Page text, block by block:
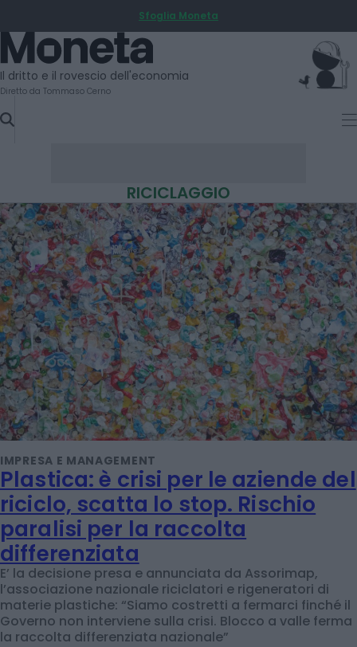
TO
CONTENT
Sfoglia Moneta
Moneta
Il dritto e il rovescio dell'economia
Diretto da Tommaso Cerno
RICICLAGGIO
IMPRESA E MANAGEMENT
Plastica: è crisi per le aziende del
riciclo, scatta lo stop. Rischio
paralisi per la raccolta
differenziata
E’ la decisione presa e annunciata da Assorimap,
l’associazione nazionale riciclatori e rigeneratori di
materie plastiche: “Siamo costretti a fermarci finché il
Governo non interviene sulla crisi. Blocco a valle ferma
la raccolta differenziata nazionale”